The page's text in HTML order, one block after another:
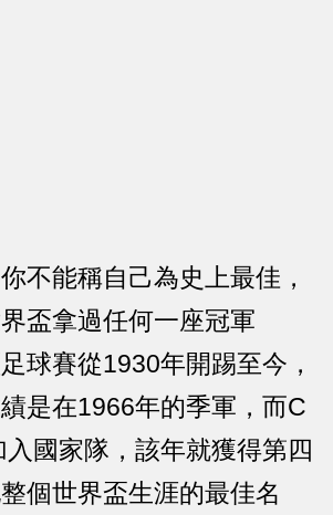
不能稱自己為史上最佳，
盃拿過任何一座冠軍
球賽從1930年開踢至今，
是在1966年的季軍，而C
國家隊，該年就獲得第四
個世界盃生涯的最佳名